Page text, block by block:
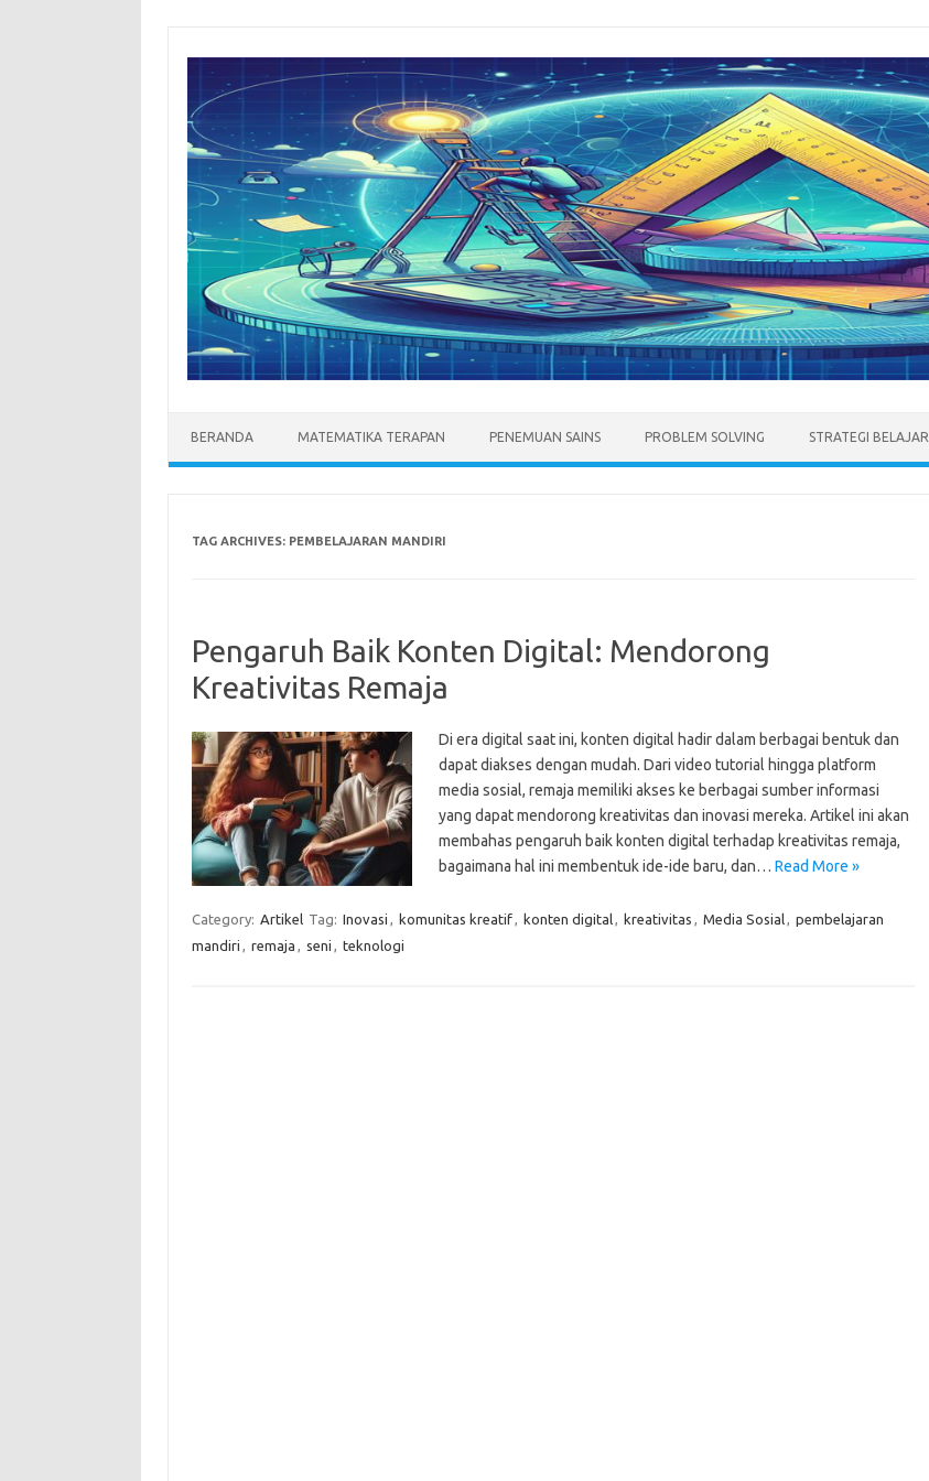
BERANDA MATEMATIKA TERAPAN PENEMUAN SAINS PROBLEM SOLVING STRATEGI BELAJAR
TAG ARCHIVES: PEMBELAJARAN MANDIRI
Pengaruh Baik Konten Digital: Mendorong
Kreativitas Remaja
Di era digital saat ini, konten digital hadir dalam berbagai bentuk dan
dapat diakses dengan mudah. Dari video tutorial hingga platform
media sosial, remaja memiliki akses ke berbagai sumber informasi
yang dapat mendorong kreativitas dan inovasi mereka. Artikel ini akan
membahas pengaruh baik konten digital terhadap kreativitas remaja,
bagaimana hal ini membentuk ide-ide baru, dan… Read More »
Category: Artikel Tag: Inovasi , komunitas kreatif, konten digital, kreativitas , Media Sosial, pembelajaran
mandiri , remaja , seni , teknologi